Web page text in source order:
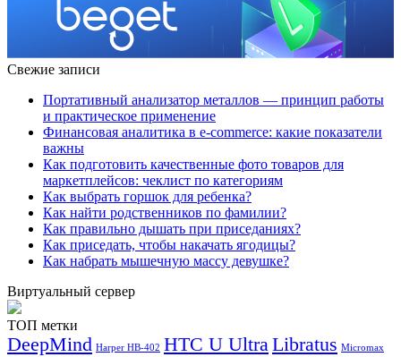
Свежие записи
Портативный анализатор металлов — принцип работы
и практическое применение
Финансовая аналитика в e-commerce: какие показатели
важны
Как подготовить качественные фото товаров для
маркетплейсов: чеклист по категориям
Как выбрать горшок для ребенка?
Как найти родственников по фамилии?
Как правильно дышать при приседаниях?
Как приседать, чтобы накачать ягодицы?
Как набрать мышечную массу девушке?
Виртуальный сервер
ТОП метки
DeepMind Harper HB-402 HTC U UltraLibratus Micromax